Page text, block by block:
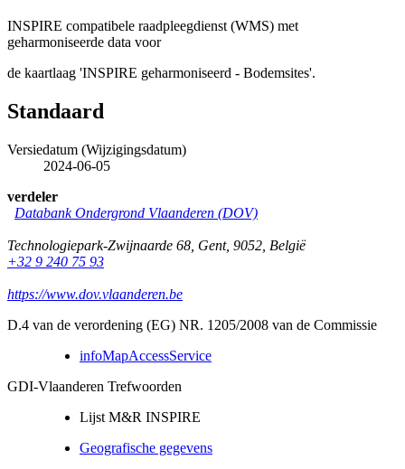
INSPIRE compatibele raadpleegdienst (WMS) met
geharmoniseerde data voor
de kaartlaag 'INSPIRE geharmoniseerd - Bodemsites'.
Standaard
Versiedatum (Wijzigingsdatum)
2024-06-05
verdeler
Databank Ondergrond Vlaanderen (DOV)
Technologiepark-Zwijnaarde 68 Gent, 9052 België
+32 9 240 75 93
https://www.dov.vlaanderen.be
D.4 van de verordening (EG) NR. 1205/2008 van de Commissie
infoMapAccessService
GDI-Vlaanderen Trefwoorden
Lijst M&R INSPIRE
Geografische gegevens